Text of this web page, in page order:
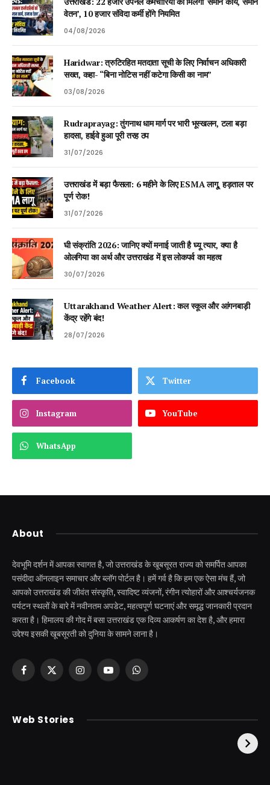
वेतन’, 10 हजार संविदा कर्मी होंगे नियमित
04/08/2026
Haridwar: त्रुटिरहित मतदाता सूची के लिए निर्वाचन अधिकारी
सख्त, कहा- “बिना नोटिस नहीं कटेगा किसी का नाम”
03/08/2026
Rudraprayag: तुंगनाथ धाम मार्ग पर भारी भूस्खलन, टला बड़ा
हादसा, हाईवे हुआ पूरी तरह ठप
31/07/2026
उत्तराखंड में बड़ा फैसला: 6 महीने के लिए ESMA लागू, हड़ताल पर
पूर्ण रोक!
31/07/2026
घी संक्रांति 2026: जानिए क्यों मनाई जाती है घ्यू त्यार, क्या है
ओलगिया का अर्थ और उत्तराखंड में इस लोकपर्व का महत्व
30/07/2026
Uttarakhand Weather Alert: कल स्कूल और आंगनबाड़ी
केंद्र रहेंगे बंद!
28/07/2026
Facebook Twitter
Instagram YouTube
WhatsApp
About
देवभूमि दर्शन में आपका स्वागत है, जो उत्तराखंड के खूबसूरत राज्य को समर्पित आपका
पसंदीदा ऑनलाइन समाचार और ब्लॉग पोर्टल है। हमें गर्व है कि हम एक ऐसा मंच हैं, जो
आपको उत्तराखंड की जीवंत संस्कृति, स्वादिष्ट व्यंजनों, रंगीन त्योहारों और आश्चर्यजनक
पर्यटन स्थलों के बारे में नवीनतम अपडेट, महत्वपूर्ण घटनाएं और समृद्ध जानकारी प्रदान
करता है। हिमालय की गोद में बसा उत्तराखंड एक दिव्य आकर्षण का देश है, और हमारा
उद्देश्य इसकी खूबसूरती को दुनिया के सामने लाना है।
Facebook
X
InstagramYouTubeWhatsApp
Web Stories
केदारनाथ से पहले होती है
उत्तराखंड की एक ऐसी